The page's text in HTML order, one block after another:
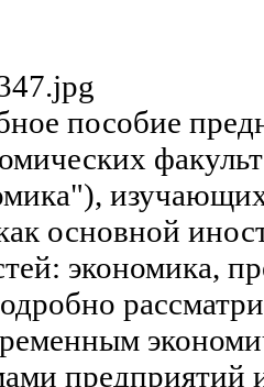
пособие
основной
экономика,
предприятий